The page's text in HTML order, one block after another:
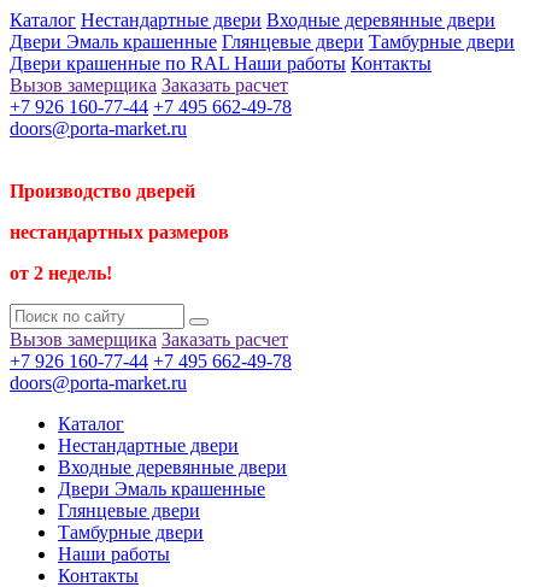
Каталог Нестандартные двери Входные деревянные двери
Двери Эмаль крашенные Глянцевые двери Тамбурные двери
Двери крашенные по RAL Наши работы Контакты
Вызов замерщика Заказать расчет
+7 926 160-77-44 +7 495 662-49-78
doors@porta-market.ru
Производство дверей
нестандартных размеров
от 2 недель!
Вызов замерщика Заказать расчет
+7 926 160-77-44 +7 495 662-49-78
doors@porta-market.ru
Каталог
Нестандартные двери
Входные деревянные двери
Двери Эмаль крашенные
Глянцевые двери
Тамбурные двери
Наши работы
Контакты